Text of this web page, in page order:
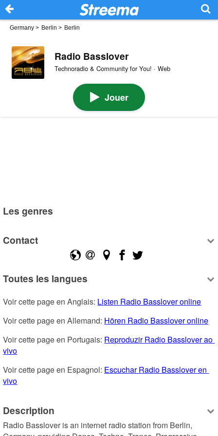
Germany > Berlin > Berlin
Radio Basslover
Technoradio & Community for You! · Web
Jouer
Les genres
Contact
Toutes les langues
Voir cette page en Anglais: Listen Radio Basslover online
Voir cette page en Allemand: Hören Radio Basslover online
Voir cette page en Portugais: Reproduzir Radio Basslover ao
vivo
Voir cette page en Espagnol: Escuchar Radio Basslover en
vivo
Description
Radio Basslover is an internet radio station from Berlin,